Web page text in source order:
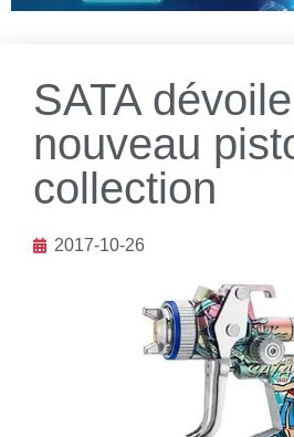
SATA
nouveau
collection
2017-10-26